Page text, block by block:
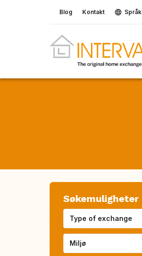
Blog Kontakt Språk
Søkemuligheter
Type of exchange
Miljø